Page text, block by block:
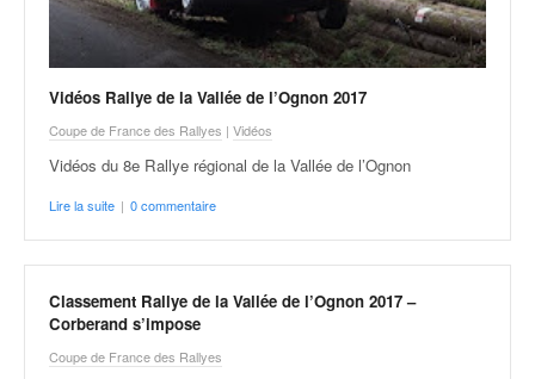
Vidéos Rallye de la Vallée de l’Ognon 2017
Coupe de France des Rallyes | Vidéos
Vidéos du 8e Rallye régional de la Vallée de l’Ognon
Lire la suite | 0 commentaire
Classement Rallye de la Vallée de l’Ognon 2017 –
Corberand s’impose
Coupe de France des Rallyes